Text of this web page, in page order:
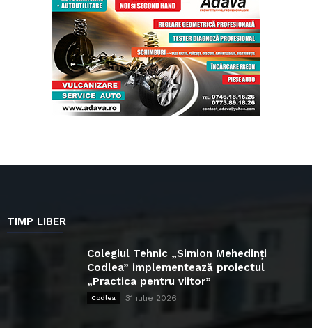
TIMP LIBER
Colegiul Tehnic „Simion Mehedinți
Codlea” implementează proiectul
„Practica pentru viitor”
Codlea 31 iulie 2026